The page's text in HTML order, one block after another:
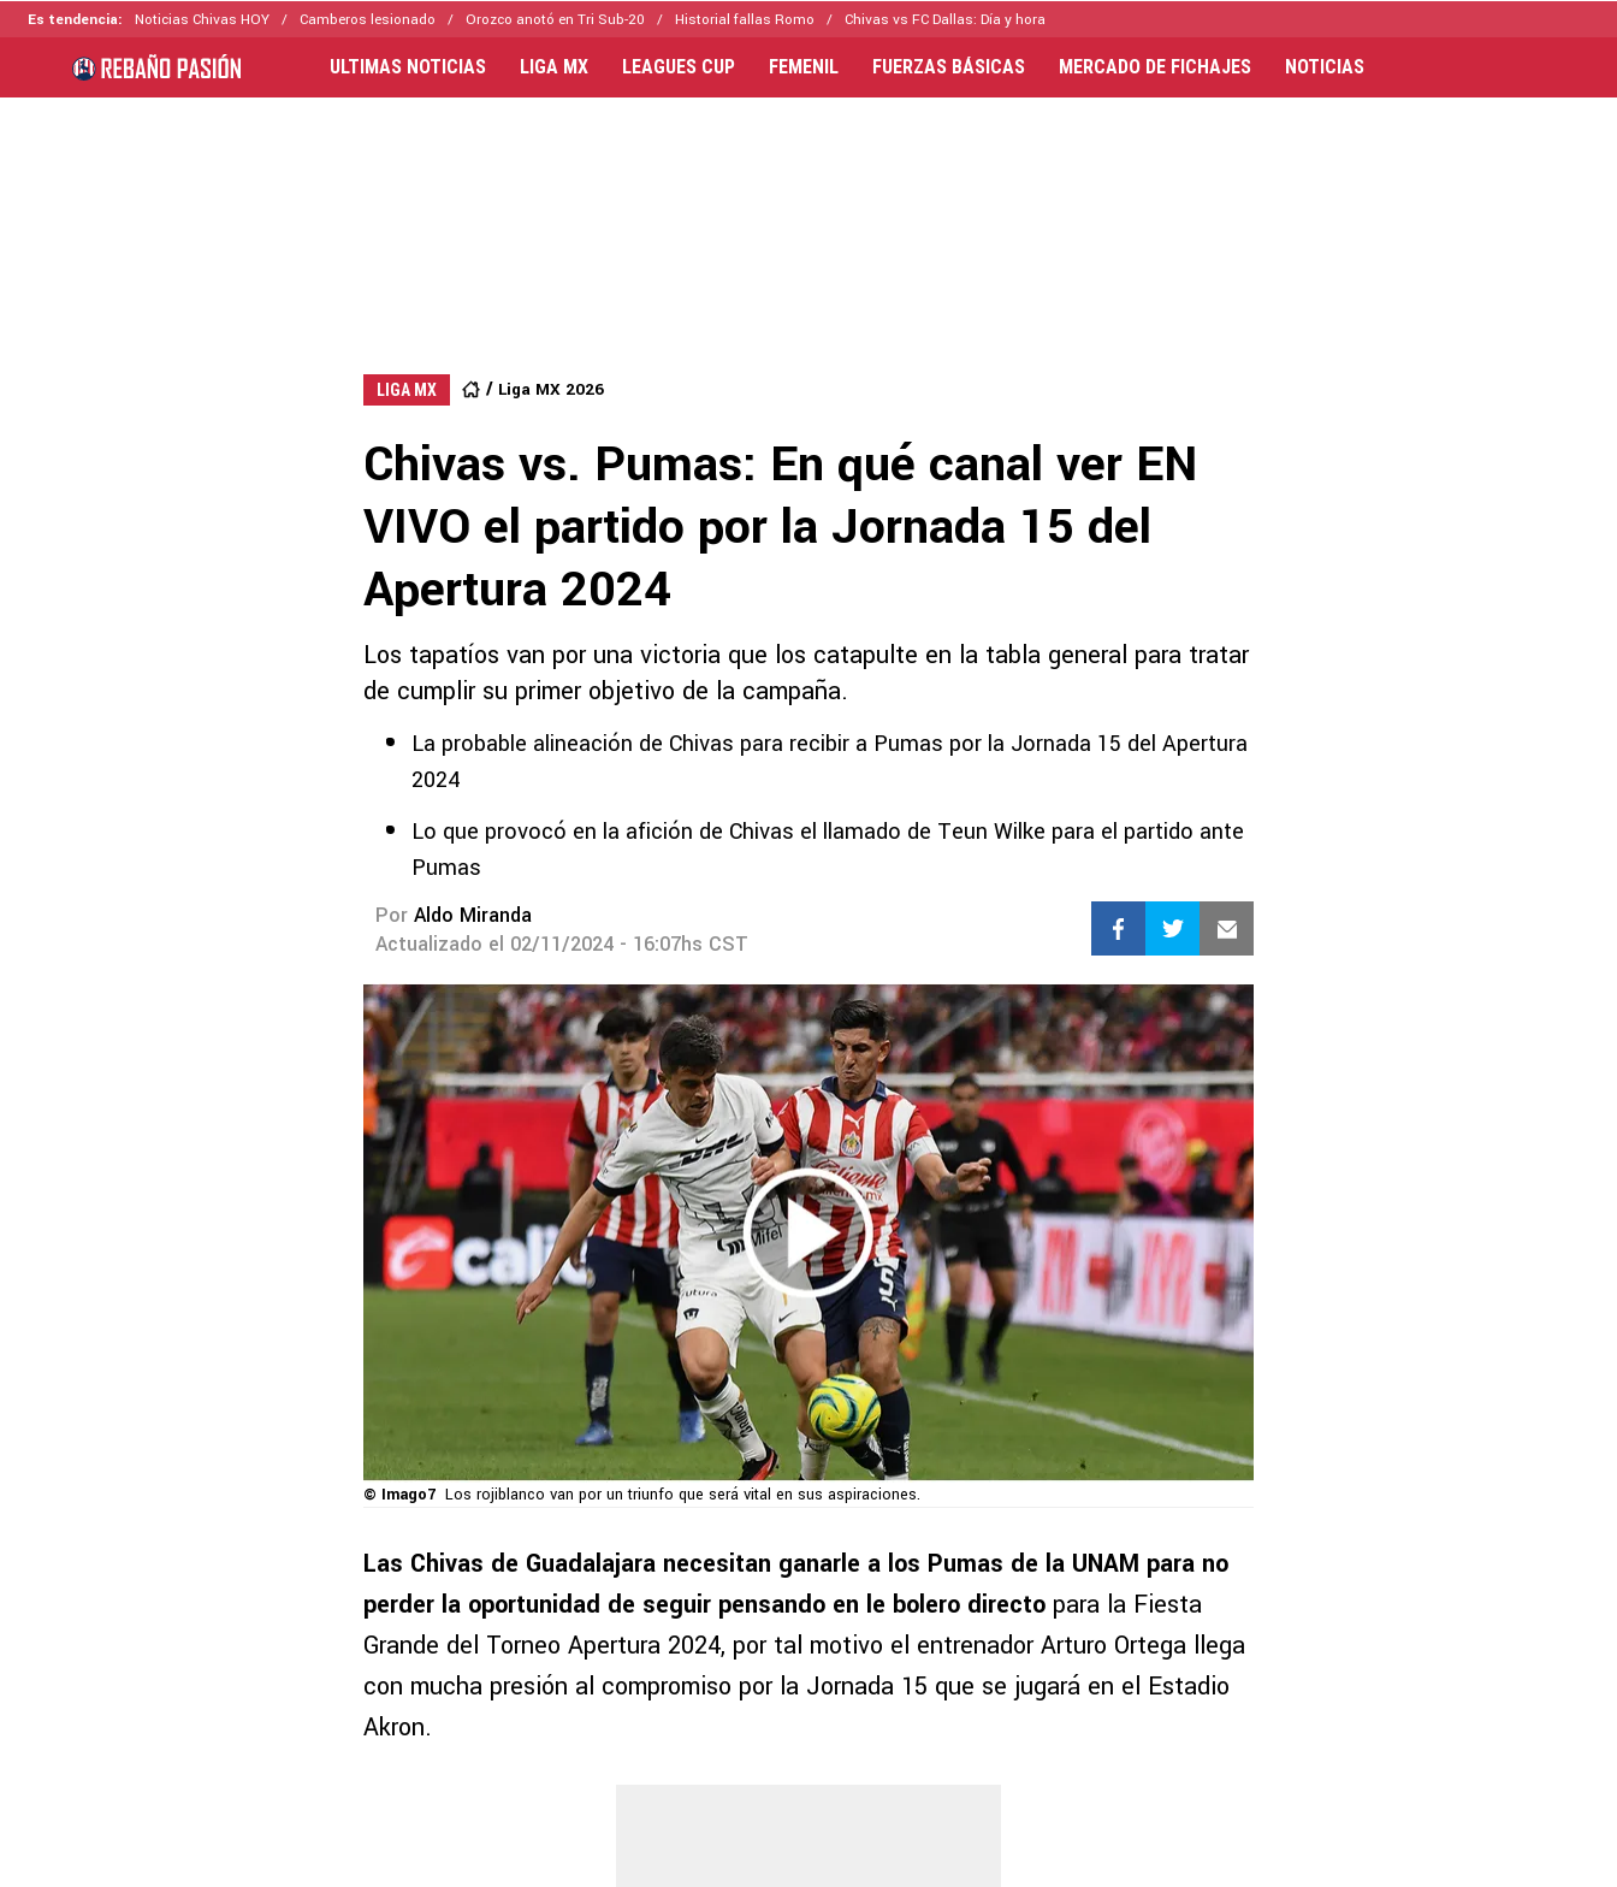
Es tendencia: Noticias Chivas HOY Camberos lesionado Orozco anotó en Tri Sub-20 Historial fallas Romo Chivas vs FC Dallas: Día y hora
ULTIMAS NOTICIAS LIGA MX LEAGUES CUP FEMENIL FUERZAS BÁSICAS MERCADO DE FICHAJES NOTICIAS
LIGA MX Liga MX 2026
Chivas vs. Pumas: En qué canal ver EN
VIVO el partido por la Jornada 15 del
Apertura 2024
Los tapatíos van por una victoria que los catapulte en la tabla general para tratar
de cumplir su primer objetivo de la campaña.
La probable alineación de Chivas para recibir a Pumas por la Jornada 15 del Apertura
2024
Lo que provocó en la afición de Chivas el llamado de Teun Wilke para el partido ante
Pumas
Por Aldo Miranda
Actualizado el 02/11/2024 - 16:07hs CST
© Imago7 Los rojiblanco van por un triunfo que será vital en sus aspiraciones.
Las Chivas de Guadalajara necesitan ganarle a los Pumas de la UNAM para no
perder la oportunidad de seguir pensando en le bolero directo para la Fiesta
Grande del Torneo Apertura 2024, por tal motivo el entrenador Arturo Ortega llega
con mucha presión al compromiso por la Jornada 15 que se jugará en el Estadio
Akron.